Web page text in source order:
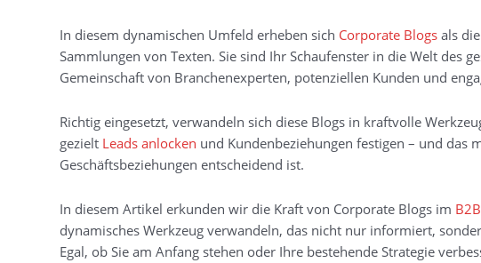
In diesem dynamischen Umfeld erheben sich Corporate Blogs als
Sammlungen von Texten. Sie sind Ihr Schaufenster in die Welt des
Gemeinschaft von Branchenexperten, potenziellen Kunden und
Richtig eingesetzt, verwandeln sich diese Blogs in kraftvolle
gezielt Leads anlocken und Kundenbeziehungen festigen – und das
Geschäftsbeziehungen entscheidend ist.
In diesem Artikel erkunden wir die Kraft von Corporate Blogs im
dynamisches Werkzeug verwandeln, das nicht nur informiert,
Egal, ob Sie am Anfang stehen oder Ihre bestehende Strategie